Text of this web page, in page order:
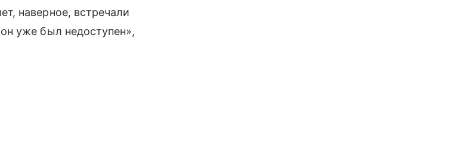
наверное, встречали
уже был недоступен»,